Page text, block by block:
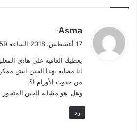
ي
ق
ل
Asma
:
17 أغسطس، 2018 الساعة 9:59 ص
يعطيك العافيه على هاذي
انا مصابه بهذا الجين ايش
من حدوث الأورام !؟
وهل اهو مشابه الجين المتحور
رد